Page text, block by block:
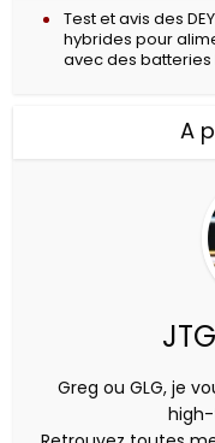
Test et avis des
hybrides pour
avec des batteries
A
Greg ou GLG, je